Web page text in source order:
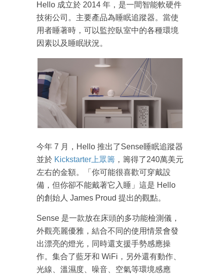
Hello 成立於 2014 年，是一間智能軟硬件
技術公司。主要產品為睡眠追蹤器。當使
用者睡著時，可以監控臥室中的各種環境
因素以及睡眠狀況。
今年 7 月，Hello 推出了Sense睡眠追蹤器
並於 Kickstarter上眾籌 ，籌得了240萬美元
左右的金額。「你可能很喜歡可穿戴設
備，但你卻不能戴著它入睡」這是 Hello
的創始人 James Proud 提出的觀點。
Sense 是一款放在床頭的多功能檢測儀，
外觀亮麗優雅，結合不同的使用情景會發
出漂亮的燈光，同時還支援手勢感應操
作。集合了藍牙和 WiFi，另外還有動作、
光線、溫濕度、噪音、空氣等環境感應